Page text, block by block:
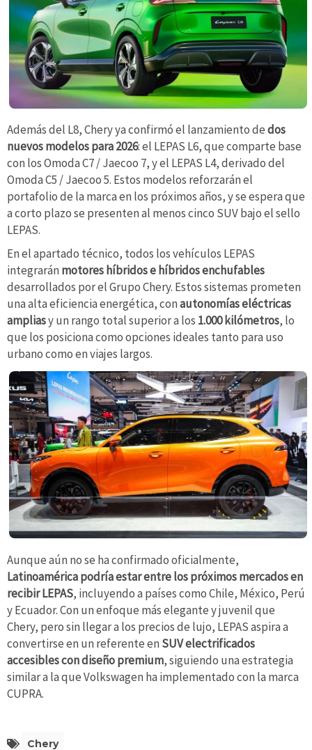
Además del L8, Chery ya confirmó el lanzamiento dedos
nuevos modelos para 2026: el LEPAS L6, que comparte base
con los Omoda C7 / Jaecoo 7, y el LEPAS L4, derivado del
Omoda C5 / Jaecoo 5. Estos modelos reforzarán el
portafolio de la marca en los próximos años, y se espera que
a corto plazo se presenten al menos cinco SUV bajo el sello
LEPAS.
En el apartado técnico, todos los vehículos LEPAS
integrarán motores híbridos e híbridos enchufables
desarrollados por el Grupo Chery. Estos sistemas prometen
una alta eficiencia energética, conautonomías eléctricas
ampliasy un rango total superior a los 1.000 kilómetros, lo
que los posiciona como opciones ideales tanto para uso
urbano como en viajes largos.
Aunque aún no se ha confirmado oficialmente,
Latinoamérica podría estar entre los próximos mercados en
recibir LEPAS, incluyendo a países como Chile, México, Perú
y Ecuador. Con un enfoque más elegante y juvenil que
Chery, pero sin llegar a los precios de lujo, LEPAS aspira a
convertirse en un referente en SUV electrificados
accesibles con diseño premium, siguiendo una estrategia
similar a la que Volkswagen ha implementado con la marca
CUPRA.
Chery